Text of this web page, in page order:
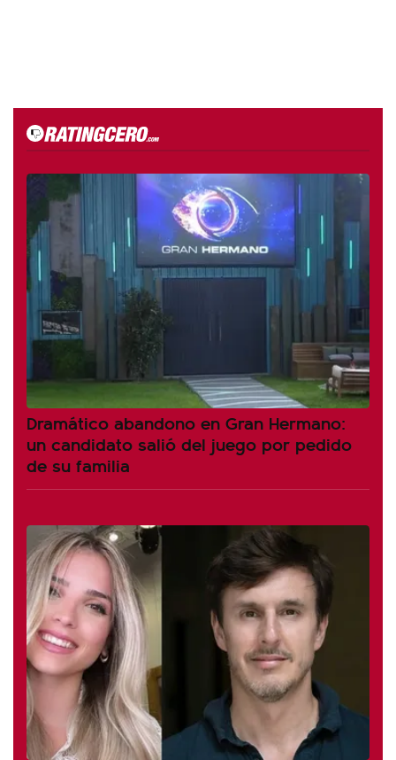
Dramático abandono en Gran Hermano:
un candidato salió del juego por pedido
de su familia